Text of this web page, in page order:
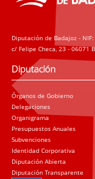
Diputación de Badajoz -
c/ Felipe Checa, 23 - 06071
Diputación
Órganos de Gobierno
Delegaciones
Organigrama
Presupuestos Anuales
Subvenciones
Identidad Corporativa
Diputación Abierta
Diputación Transparente